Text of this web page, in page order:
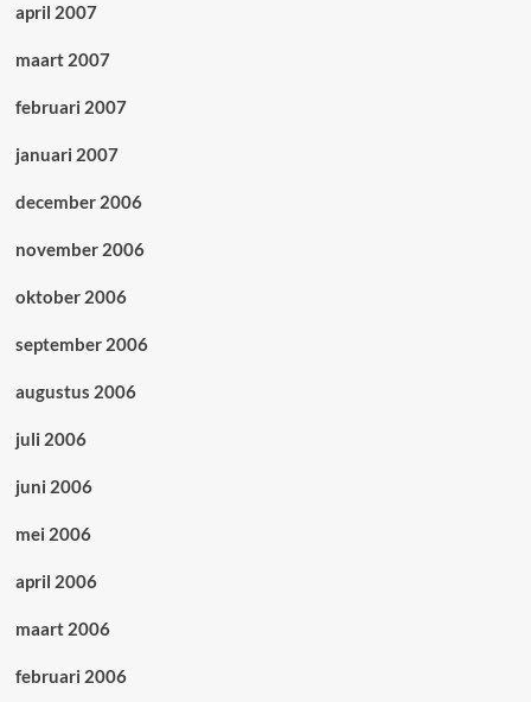
april 2007
maart 2007
februari 2007
januari 2007
december 2006
november 2006
oktober 2006
september 2006
augustus 2006
juli 2006
juni 2006
mei 2006
april 2006
maart 2006
februari 2006